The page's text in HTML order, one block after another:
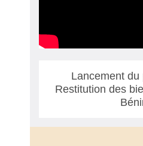
Lancement du
Restitution des